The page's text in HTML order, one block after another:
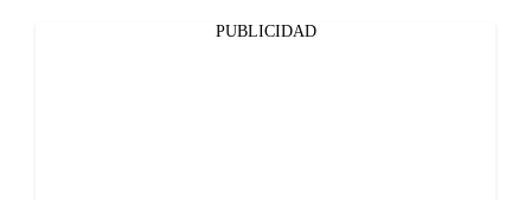
PUBLICIDAD